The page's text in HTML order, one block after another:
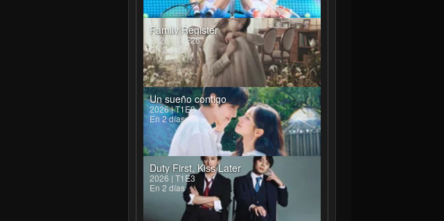
Family Register
2026 | T1E26
En 2 días
Un sueño contigo
2026 | T1E9
En 2 días
Duty First, Kiss Later
2026 | T1E3
En 2 días